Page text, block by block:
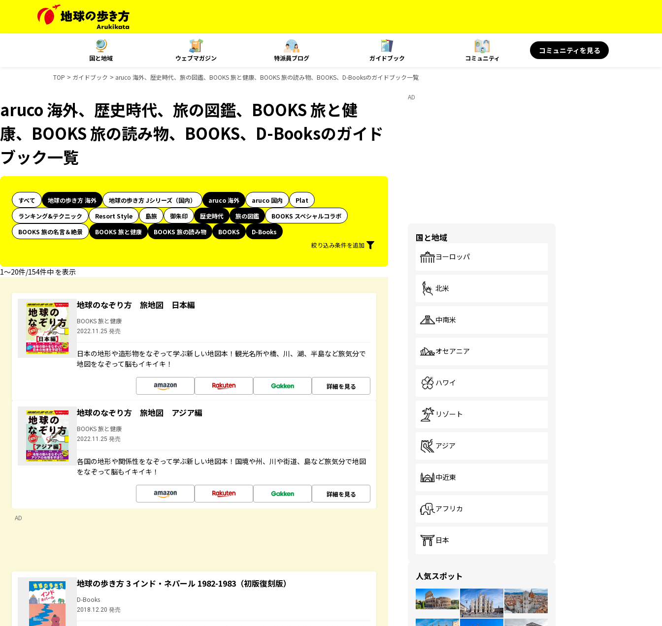
国と地域 ウェブマガジン 特派員ブログ ガイドブック コミュニティ
コミュニティを見る
TOP ガイドブック aruco 海外、歴史時代、旅の図鑑、BOOKS 旅と健康、BOOKS 旅の読み物、BOOKS、D-Booksのガイドブック一覧
aruco 海外、歴史時代、旅の図鑑、BOOKS 旅と健
康、BOOKS 旅の読み物、BOOKS、D-Booksのガイド
ブック一覧
すべて 地球の歩き方 海外 地球の歩き方 Jシリーズ（国内） aruco 海外 aruco 国内
Plat
ランキング&テクニック
Resort Style 島旅 御朱印 歴史時代 旅の図鑑
BOOKS スペシャルコラボ
BOOKS 旅の名言＆絶景
BOOKS 旅と健康 BOOKS 旅の読み物 BOOKS
D-Books
絞り込み条件を追加
1〜20件/154件中 を表示
地球のなぞり方 旅地図 日本編
BOOKS 旅と健康
2022.11.25 発売
日本の地形や造形物をなぞって学ぶ新しい地図本！観光名所や橋、川、湖、半島など旅気分で
地図をなぞって脳もイキイキ！
詳細を見る
地球のなぞり方 旅地図 アジア編
BOOKS 旅と健康
2022.11.25 発売
各国の地形や関係性をなぞって学ぶ新しい地図本！国境や州、川や街道、島など旅気分で地図
をなぞって脳もイキイキ！
詳細を見る
AD
地球の歩き方 3 インド・ネパール 1982-1983（初版復刻版）
D-Books
2018.12.20 発売
AD
国と地域
ヨーロッパ
北米
中南米
オセアニア
ハワイ
リゾート
アジア
中近東
アフリカ
日本
人気スポット